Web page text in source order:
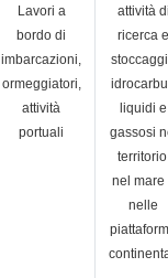
Lavori a
bordo di
imbarcazioni,
ormeggiatori,
attività
portuali
attività
ricerca e
liquidi e
gassosi
nel mare
nelle